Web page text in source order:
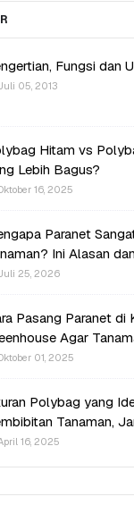
Fungsi dan
05, 2013
Hitam vs
Lebih Bagus?
16, 2025
Paranet
Ini Alasan
25, 2026
Pasang Paranet di
Agar
01, 2025
Polybag yang
Tanaman,
16, 2025